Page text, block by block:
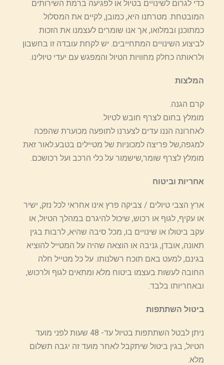
כדי לגרום לשינויים בטיול או לפגיעה ברמת השירותים
המובטחת. מטרתנו היא, כמובן, לקיים את המסלול
כמתוכנן ובמלואו, אך אנו שומרים לעצמנו את הזכות
לביצוע השינויים המתחייבים. יש לקחת עובדה זו בחשבון
ולראותה כחלק מחוויות הטיול והמפגש עם יעדי טיולינו.
המלצות
קרם הגנה.
מומלץ בחום לצרף חובש לטיול.
לאחרונה הננו עדים לצערנו לתופעה מכוערת שהפכה
למגפה,של פריצה למכוניות של מטיילים בטבע.לאור זאת
מומלץ לצרף שומר,שישמור על כלי הרכב ועל רכושכם.
אחריות וביטוח
ארץ הצבי טיולים / צביקה פרץ אינו אחראי לכל נזק, ישיר
או עקיף, לגוף או רכוש, שיכול להיגרם במהלך הטיול, או
עקב ביטולו או שינויים בו, מכל סיבה שהיא, לרבות בגין
תאונה, אובדן, גניבה או הוצאה שהיה על המטייל להוציא
בגינם, למעט באם תוכח רשלנותו. על כל מטייל חלה
החובה לעשות בעצמו ביטוח מלא ומתאים לגוף ולרכוש,
ובאחריותו בלבד.
ביטול השתתפות
ניתן לבטל השתתפות בטיול עד- 48 שעות לפני מועד
הטיול, בגין ביטול שיתקבל לאחר מועד זה יגבה תשלום
מלא.